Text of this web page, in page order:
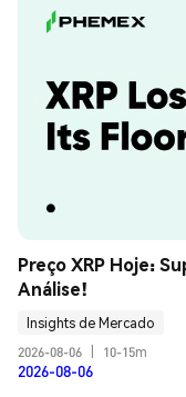
Preço XRP Hoje:
Análise!
Insights de Mercado
2026-08-06
10-15m
2026-08-06